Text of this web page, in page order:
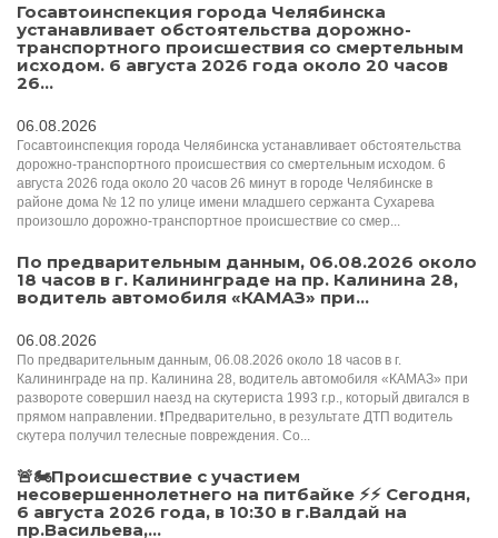
Госавтоинспекция города Челябинска
устанавливает обстоятельства дорожно-
транспортного происшествия со смертельным
исходом. 6 августа 2026 года около 20 часов
26...
06.08.2026
Госавтоинспекция города Челябинска устанавливает обстоятельства
дорожно-транспортного происшествия со смертельным исходом. 6
августа 2026 года около 20 часов 26 минут в городе Челябинске в
районе дома № 12 по улице имени младшего сержанта Сухарева
произошло дорожно-транспортное происшествие со смер...
По предварительным данным, 06.08.2026 около
18 часов в г. Калининграде на пр. Калинина 28,
водитель автомобиля «КАМАЗ» при...
06.08.2026
По предварительным данным, 06.08.2026 около 18 часов в г.
Калининграде на пр. Калинина 28, водитель автомобиля «КАМАЗ» при
развороте совершил наезд на скутериста 1993 г.р., который двигался в
прямом направлении. ❗️Предварительно, в результате ДТП водитель
скутера получил телесные повреждения. Со...
🚨🏍Происшествие с участием
несовершеннолетнего на питбайке ⚡️⚡️️ Сегодня,
6 августа 2026 года, в 10:30 в г.Валдай на
пр.Васильева,...